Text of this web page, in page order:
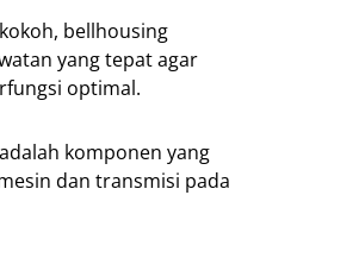
bellhousing
yang tepat agar
optimal.
komponen yang
dan transmisi pada